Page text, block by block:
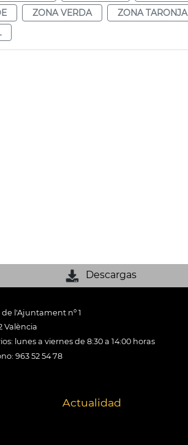
ZONA VERDA
ZONA TARONJA
Descargas
de l'Ajuntament nº 1
València
lunes a viernes de 8:30 a 14:00 horas
963 52 54 78
Actualidad